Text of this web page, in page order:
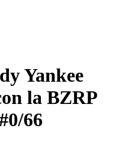
Yankee
la BZRP
66